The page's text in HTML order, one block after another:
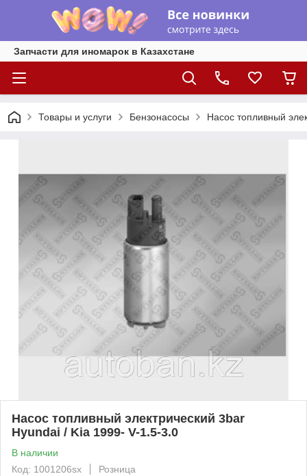
Запчасти для иномарок в Казахстане
Товары и услуги Бензонасосы Насос топливный
Насос топливный электрический 3bar
Hyundai / Kia 1999- V-1.5-3.0
В наличии
Код: 1001206sx
Розница